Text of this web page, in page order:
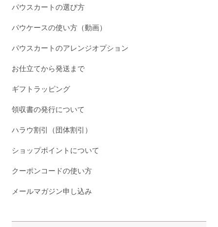
パウスカートの選び方
パウケースの使い方（動画）
パウスカートのアレンジオプション
お仕立てから発送まで
ギフトラッピング
領収書の発行について
ハラウ割引（団体割引）
ショップポイントについて
クーポンコードの使い方
メールマガジン申し込み